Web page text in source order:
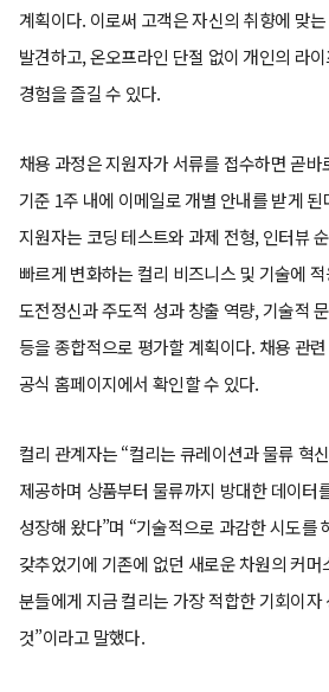
계획이다. 이로써 고객은 자신의 취향에 맞
발견하고, 온오프라인 단절 없이 개인의 라
경험을 즐길 수 있다.
채용 과정은 지원자가 서류를 접수하면 곧
기준 1주 내에 이메일로 개별 안내를 받게
지원자는 코딩 테스트와 과제 전형, 인터뷰
빠르게 변화하는 컬리 비즈니스 및 기술에
도전정신과 주도적 성과 창출 역량, 기술적
등을 종합적으로 평가할 계획이다. 채용 관
공식 홈페이지에서 확인할 수 있다.
컬리 관계자는 “컬리는 큐레이션과 물류 혁
제공하며 상품부터 물류까지 방대한 데이터
성장해 왔다”며 “기술적으로 과감한 시도를
갖추었기에 기존에 없던 새로운 차원의 커
분들에게 지금 컬리는 가장 적합한 기회이자
것”이라고 말했다.